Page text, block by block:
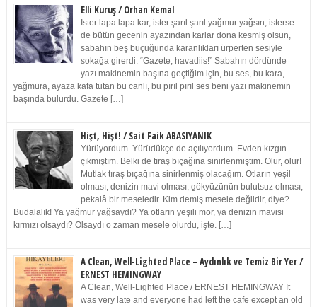
Elli Kuruş / Orhan Kemal
İster lapa lapa kar, ister şarıl şarıl yağmur yağsın, isterse
de bütün gecenin ayazından karlar dona kesmiş olsun,
sabahın beş buçuğunda karanlıkları ürperten sesiyle
sokağa girerdi: “Gazete, havadiis!” Sabahın dördünde
yazı makinemin başına geçtiğim için, bu ses, bu kara,
yağmura, ayaza kafa tutan bu canlı, bu pırıl pırıl ses beni yazı makinemin
başında bulurdu. Gazete […]
Hişt, Hişt! / Sait Faik ABASIYANIK
Yürüyordum. Yürüdükçe de açılıyordum. Evden kızgın
çıkmıştım. Belki de tıraş bıçağına sinirlenmiştim. Olur, olur!
Mutlak tıraş bıçağına sinirlenmiş olacağım. Otların yeşil
olması, denizin mavi olması, gökyüzünün bulutsuz olması,
pekalâ bir meseledir. Kim demiş mesele değildir, diye?
Budalalık! Ya yağmur yağsaydı? Ya otların yeşili mor, ya denizin mavisi
kırmızı olsaydı? Olsaydı o zaman mesele olurdu, işte. […]
A Clean, Well-Lighted Place – Aydınlık ve Temiz Bir Yer /
ERNEST HEMINGWAY
A Clean, Well-Lighted Place / ERNEST HEMINGWAY It
was very late and everyone had left the cafe except an old